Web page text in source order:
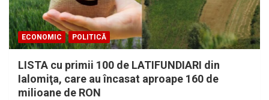
ECONOMIC POLITICĂ
LISTA cu primii 100 de LATIFUNDIARI din
Ialomiţa, care au încasat aproape 160 de
milioane de RON